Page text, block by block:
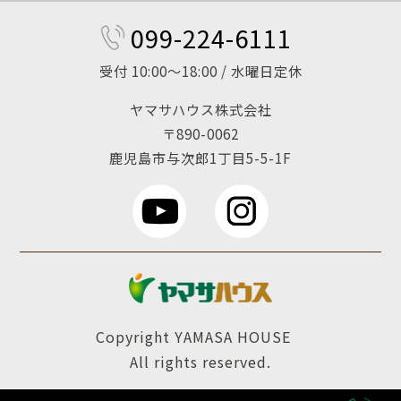
099-224-6111
受付 10:00～18:00 / 水曜日定休
ヤマサハウス株式会社
〒890-0062
鹿児島市与次郎1丁目5-5-1F
Copyright YAMASA HOUSE
All rights reserved.